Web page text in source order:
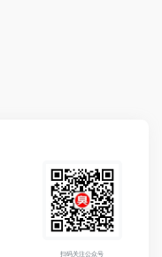
扫码关注公众号